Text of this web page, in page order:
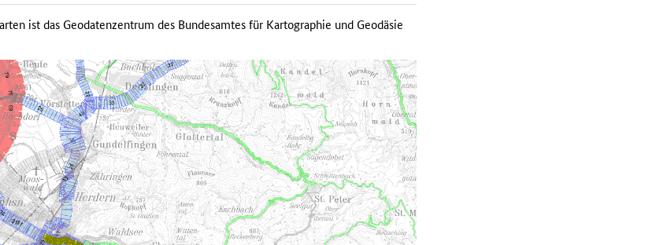
ist das Geodatenzentrum des Bundesamtes für Kartographie und Geodäsie